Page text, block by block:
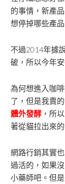
的事情，新產
想停掉哪些產品
不過2014年據
破，所以今年
為何想進入咖
了，但是我賣
體外發酵 ，所
著從貓拉出來
網路行銷其實
過活的，如果
小藥師吧。但